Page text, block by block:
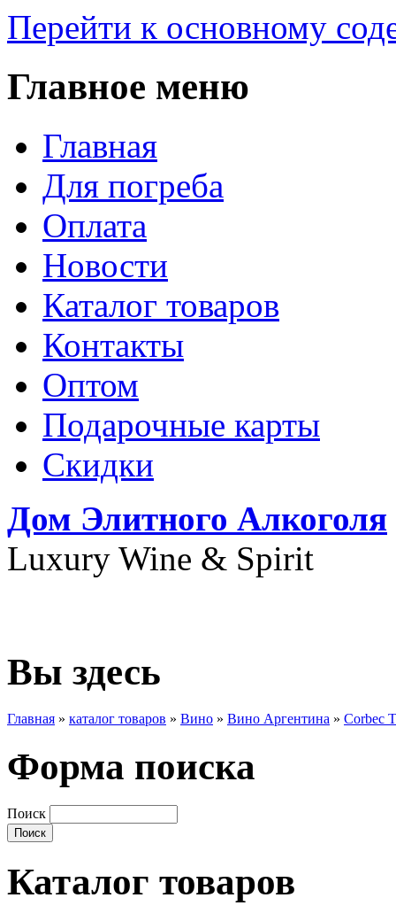
Перейти к основному
Главное меню
Главная
Для погреба
Оплата
Новости
Каталог товаров
Контакты
Оптом
Подарочные карты
Скидки
Дом Элитного Алкоголя
Luxury Wine & Spirit
Вы здесь
Главная » каталог товаров » Вино » Вино Аргентина » Corbec
Форма поиска
Поиск
Каталог товаров